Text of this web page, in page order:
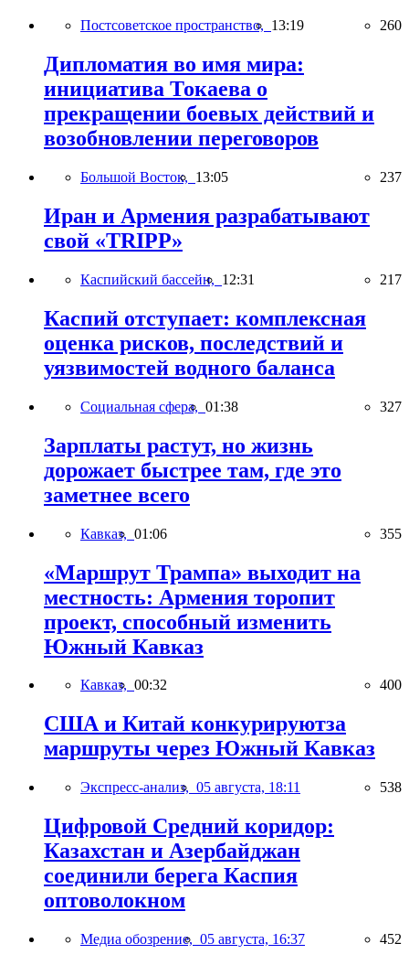
Постсоветское пространство, 13:19 260
Дипломатия во имя мира:
инициатива Токаева о
прекращении боевых действий и
возобновлении переговоров
Большой Восток, 13:05 237
Иран и Армения разрабатывают
свой «TRIPP»
Каспийский бассейн, 12:31 217
Каспий отступает: комплексная
оценка рисков, последствий и
уязвимостей водного баланса
Социальная сфера, 01:38 327
Зарплаты растут, но жизнь
дорожает быстрее там, где это
заметнее всего
Кавказ, 01:06 355
«Маршрут Трампа» выходит на
местность: Армения торопит
проект, способный изменить
Южный Кавказ
Кавказ, 00:32 400
США и Китай конкурируютза
маршруты через Южный Кавказ
Экспресс-анализ, 05 августа, 18:11 538
Цифровой Средний коридор:
Казахстан и Азербайджан
соединили берега Каспия
оптоволокном
Медиа обозрение, 05 августа, 16:37 452